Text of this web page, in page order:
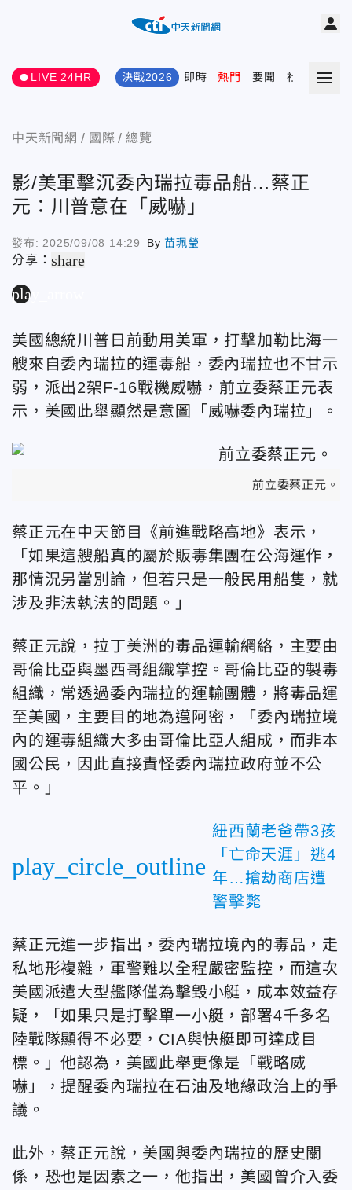
LIVE 24HR 決戰2026 即時 熱門 要聞 社會 娛樂
中天新聞網 國際 總覽
影/美軍擊沉委內瑞拉毒品船…蔡正
元：川普意在「威嚇」
發布: 2025/09/08 14:29 By 苗珮瑩
分享：share
play_arrow
美國總統川普日前動用美軍，打擊加勒比海一
艘來自委內瑞拉的運毒船，委內瑞拉也不甘示
弱，派出2架F-16戰機威嚇，前立委蔡正元表
示，美國此舉顯然是意圖「威嚇委內瑞拉」。
前立委蔡正元。
蔡正元在中天節目《前進戰略高地》表示，
「如果這艘船真的屬於販毒集團在公海運作，
那情況另當別論，但若只是一般民用船隻，就
涉及非法執法的問題。」
蔡正元說，拉丁美洲的毒品運輸網絡，主要由
哥倫比亞與墨西哥組織掌控。哥倫比亞的製毒
組織，常透過委內瑞拉的運輸團體，將毒品運
至美國，主要目的地為邁阿密，「委內瑞拉境
內的運毒組織大多由哥倫比亞人組成，而非本
國公民，因此直接責怪委內瑞拉政府並不公
平。」
play_circle_outline
紐西蘭老爸帶3孩
「亡命天涯」逃4
年…搶劫商店遭
警擊斃
蔡正元進一步指出，委內瑞拉境內的毒品，走
私地形複雜，軍警難以全程嚴密監控，而這次
美國派遣大型艦隊僅為擊毀小艇，成本效益存
疑，「如果只是打擊單一小艇，部署4千多名
陸戰隊顯得不必要，CIA與快艇即可達成目
標。」他認為，美國此舉更像是「戰略威
嚇」，提醒委內瑞拉在石油及地緣政治上的爭
議。
此外，蔡正元說，美國與委內瑞拉的歷史關
係，恐也是因素之一，他指出，美國曾介入委